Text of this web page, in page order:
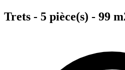
Trets - 5 pièce(s) - 99